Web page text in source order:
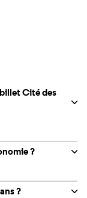
Cité des
?
?